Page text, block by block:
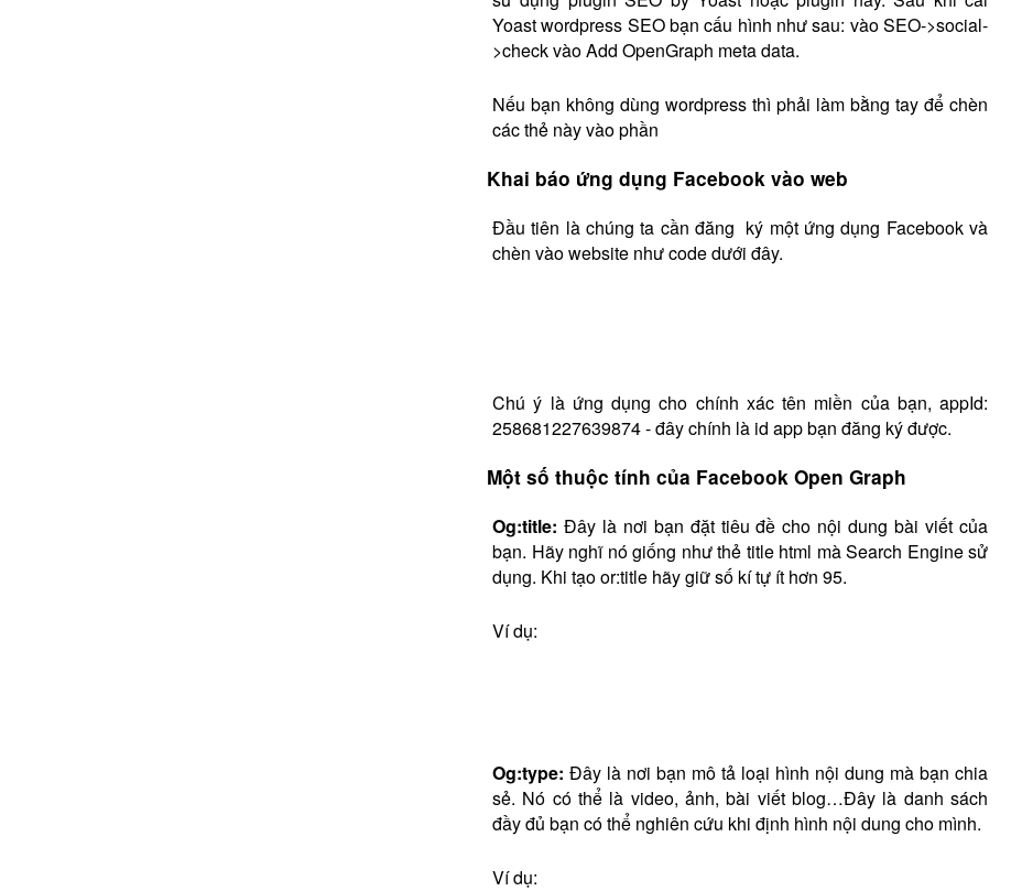
Yoast wordpress SEO bạn cấu hình như sau: vào SEO->social-
>check vào Add OpenGraph meta data.
Nếu bạn không dùng wordpress thì phải làm bằng tay để chèn
các thẻ này vào phần
Khai báo ứng dụng Facebook vào web
Đầu tiên là chúng ta cần đăng ký một ứng dụng Facebook và
chèn vào website như code dưới đây.
Chú ý là ứng dụng cho chính xác tên miền của bạn, appId:
258681227639874 - đây chính là id app bạn đăng ký được.
Một số thuộc tính của Facebook Open Graph
Og:title: Đây là nơi bạn đặt tiêu đề cho nội dung bài viết của
bạn. Hãy nghĩ nó giống như thẻ title html mà Search Engine sử
dụng. Khi tạo or:title hãy giữ số kí tự ít hơn 95.
Ví dụ:
Og:type: Đây là nơi bạn mô tả loại hình nội dung mà bạn chia
sẻ. Nó có thể là video, ảnh, bài viết blog…Đây là danh sách
đầy đủ bạn có thể nghiên cứu khi định hình nội dung cho mình.
Ví dụ: